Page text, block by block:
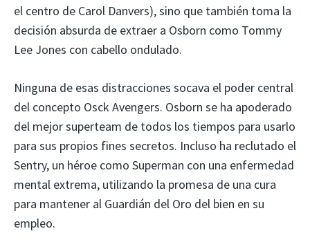
el centro de Carol Danvers), sino que también toma la
decisión absurda de extraer a Osborn como Tommy
Lee Jones con cabello ondulado.
Ninguna de esas distracciones socava el poder central
del concepto Osck Avengers. Osborn se ha apoderado
del mejor superteam de todos los tiempos para usarlo
para sus propios fines secretos. Incluso ha reclutado el
Sentry, un héroe como Superman con una enfermedad
mental extrema, utilizando la promesa de una cura
para mantener al Guardián del Oro del bien en su
empleo.